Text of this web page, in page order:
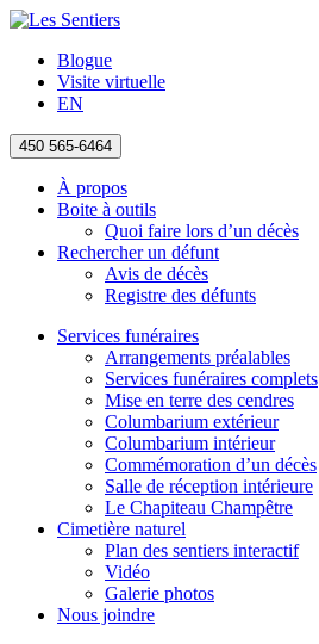
Blogue
Visite virtuelle
EN
450 565-6464
À propos
Boite à outils
Quoi faire lors d’un décès
Rechercher un défunt
Avis de décès
Registre des défunts
Services funéraires
Arrangements préalables
Services funéraires complets
Mise en terre des cendres
Columbarium extérieur
Columbarium intérieur
Commémoration d’un décès
Salle de réception intérieure
Le Chapiteau Champêtre
Cimetière naturel
Plan des sentiers interactif
Vidéo
Galerie photos
Nous joindre